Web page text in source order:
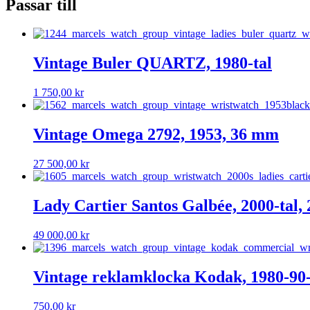
Passar till
Vintage Buler QUARTZ, 1980-tal
1 750,00 kr
Vintage Omega 2792, 1953, 36 mm
27 500,00 kr
Lady Cartier Santos Galbée, 2000-tal,
49 000,00 kr
Vintage reklamklocka Kodak, 1980-
750,00 kr